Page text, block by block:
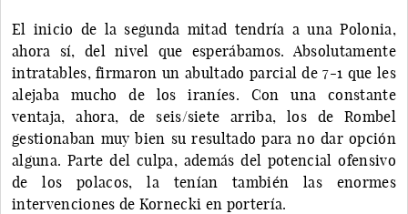
El inicio de la segunda mitad tendría a una Polonia,
ahora sí, del nivel que esperábamos. Absolutamente
intratables, firmaron un abultado parcial de 7-1 que les
alejaba mucho de los iraníes. Con una constante
ventaja, ahora, de seis/siete arriba, los de Rombel
gestionaban muy bien su resultado para no dar opción
alguna. Parte del culpa, además del potencial ofensivo
de los polacos, la tenían también las enormes
intervenciones de Kornecki en portería.